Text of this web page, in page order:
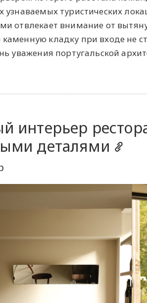
узнаваемых туристических
отвлекает внимание от
кладку при входе не
уважения португальской
интерьер
деталями